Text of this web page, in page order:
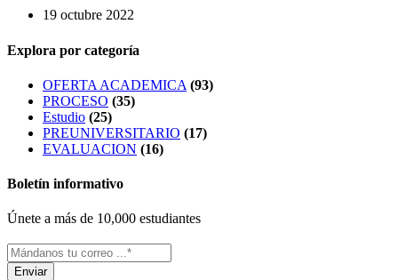
19 octubre 2022
Explora por categoría
OFERTA ACADEMICA (93)
PROCESO (35)
Estudio (25)
PREUNIVERSITARIO (17)
EVALUACION (16)
Boletín informativo
Únete a más de 10,000 estudiantes